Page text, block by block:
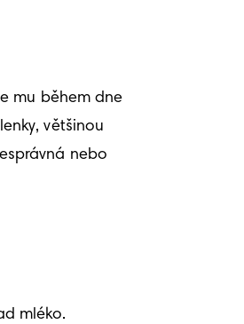
mu během dne
většinou
nebo
mléko.